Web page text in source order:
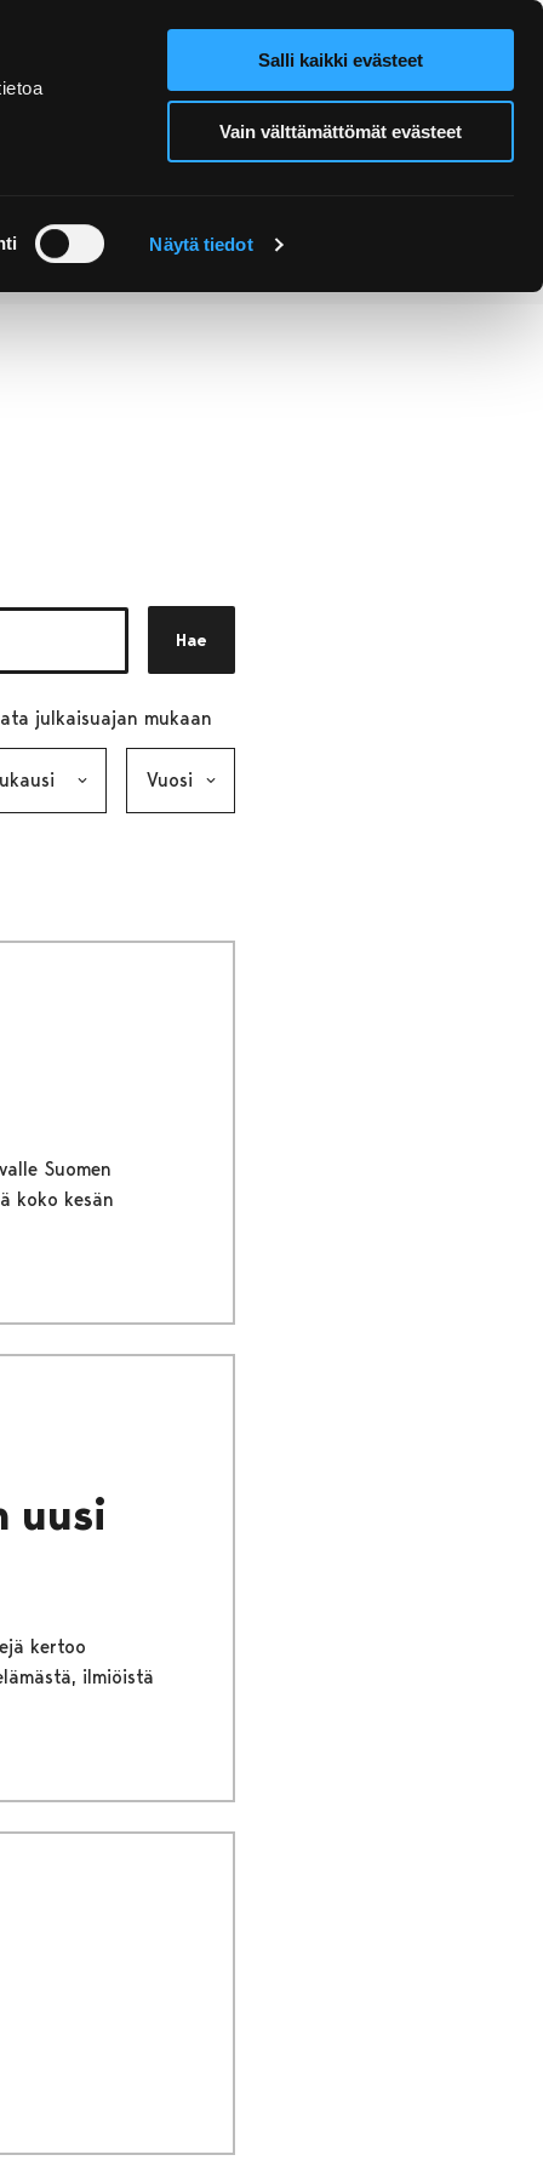
Näytä tiedot
Salli kaikki evästeet
Vain välttämättömät evästeet
Hae sivustolta
Hae
julkaisuajan mukaan
Suomen
koko kesän
uusi
kertoo
ilmiöistä